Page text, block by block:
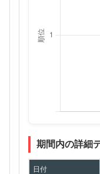
期間内の詳細
日付